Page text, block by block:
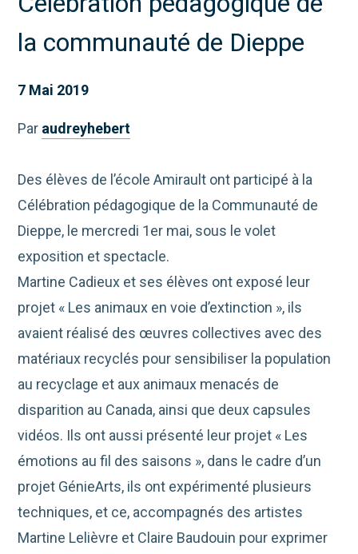
la communauté de Dieppe
7 Mai 2019
Par audreyhebert
Des élèves de l’école Amirault ont participé à la
Célébration pédagogique de la Communauté de
Dieppe, le mercredi 1er mai, sous le volet
exposition et spectacle.
Martine Cadieux et ses élèves ont exposé leur
projet « Les animaux en voie d’extinction », ils
avaient réalisé des œuvres collectives avec des
matériaux recyclés pour sensibiliser la population
au recyclage et aux animaux menacés de
disparition au Canada, ainsi que deux capsules
vidéos. Ils ont aussi présenté leur projet « Les
émotions au fil des saisons », dans le cadre d’un
projet GénieArts, ils ont expérimenté plusieurs
techniques, et ce, accompagnés des artistes
Martine Lelièvre et Claire Baudouin pour exprimer